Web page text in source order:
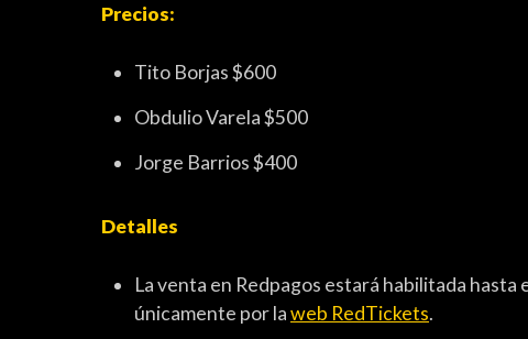
Precios:
Tito Borjas $600
Obdulio Varela $500
Jorge Barrios $400
Detalles
La venta en Redpagos estará habilitada
únicamente por laweb RedTickets.